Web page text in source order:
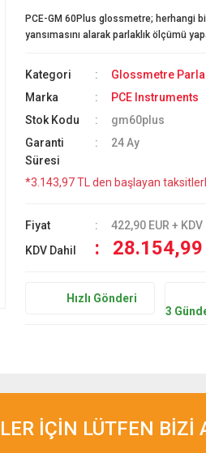
PCE-GM 60Plus glossmetre; herhangi
yansımasını alarak parlaklık ölçümü
Kategori
Glossmetre
Marka
PCE Instruments
Stok Kodu
gm60plus
Garanti
Süresi
24 Ay
*3.143,97 TL den başlayan
Fiyat
422,90 EUR + KDV
KDV Dahil
Hızlı Gönderi
3
İÇİN LÜTFEN BİZİ